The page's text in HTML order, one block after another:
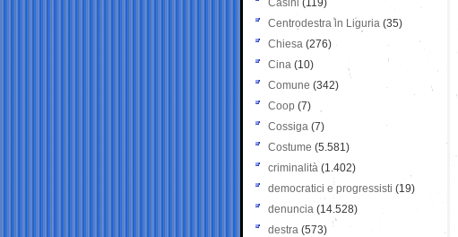
Casini (119)
Centrodestra in Liguria (35)
Chiesa (276)
Cina (10)
Comune (342)
Coop (7)
Cossiga (7)
Costume (5.581)
criminalità (1.402)
democratici e progressisti (19)
denuncia (14.528)
destra (573)